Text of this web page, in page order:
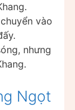
vào
nhưng
Ngọt